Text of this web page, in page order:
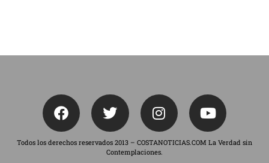
Todos los derechos reservados 2013 – COSTANOTICIAS.COM La Verdad sin
Contemplaciones.